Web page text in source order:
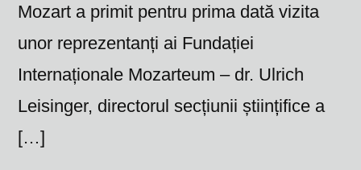
Mozart a primit pentru prima dată vizita
unor reprezentanți ai Fundației
Internaționale Mozarteum – dr. Ulrich
Leisinger, directorul secțiunii științifice a
[…]